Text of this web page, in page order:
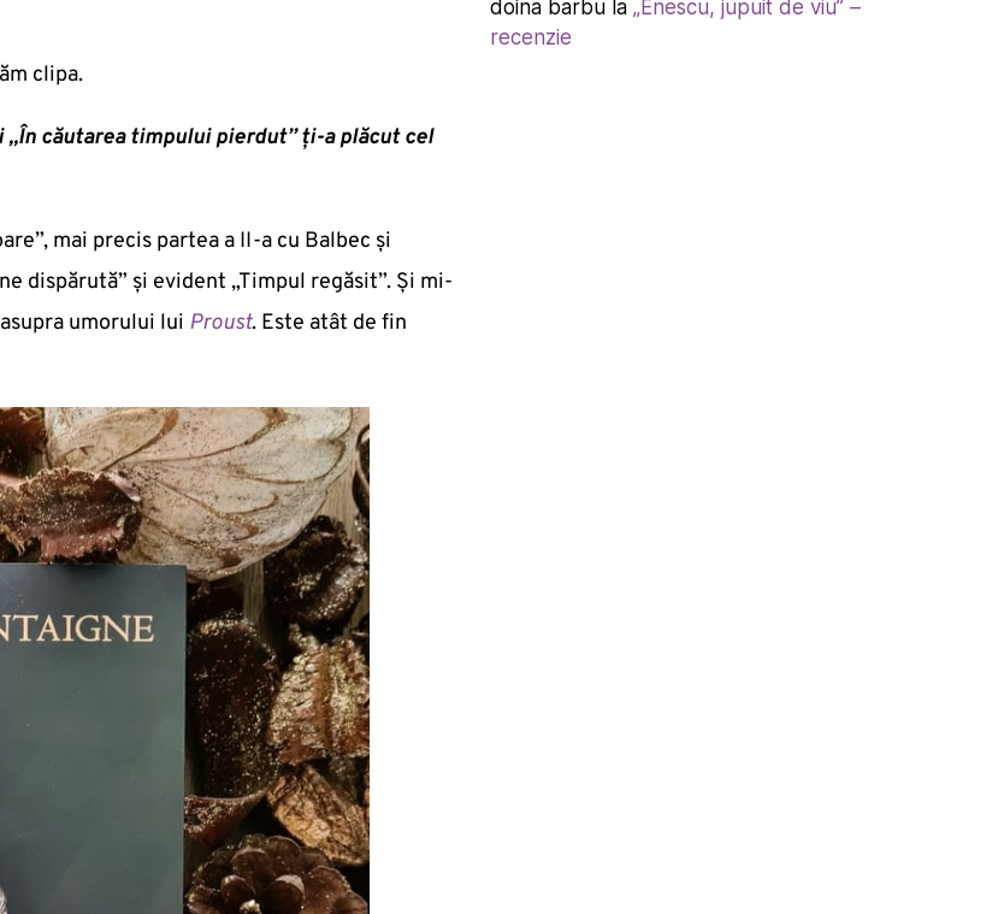
clipa.
„În căutarea timpului pierdut” ți-a plăcut cel
mai precis partea a II-a cu Balbec și
dispărută” și evident „Timpul regăsit”. Și mi-
umorului lui Proust. Este atât de fin
doina barbu la „Enescu, jupuit de viu” –
recenzie